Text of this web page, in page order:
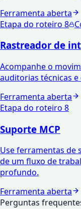
Ferramenta aberta
Etapa do roteiro 8
Rastreador de
Acompanhe o
auditorias técnicas
Ferramenta aberta
Etapa do roteiro 8
Suporte MCP
Use ferramentas de
de um fluxo de
profundo.
Ferramenta aberta
Perguntas